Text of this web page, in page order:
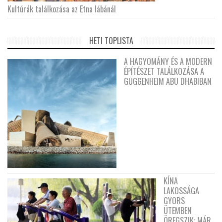
Kultúrák találkozása az Etna lábánál
HETI TOPLISTA
A HAGYOMÁNY ÉS A MODERN
ÉPÍTÉSZET TALÁLKOZÁSA A
GUGGENHEIM ABU DHABIBAN
KÍNA
LAKOSSÁGA
GYORS
ÜTEMBEN